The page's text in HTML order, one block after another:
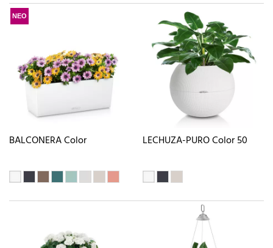
ΝΕΟ
BALCONERA Color LECHUZA-PURO Color 50